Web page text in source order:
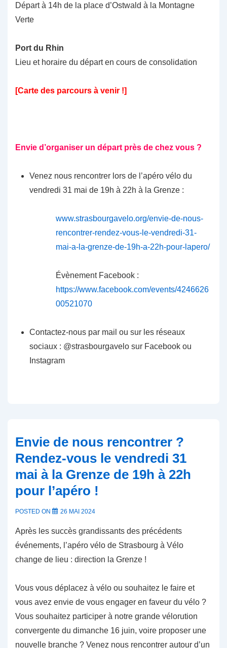
Départ à 14h de la place d’Ostwald à la Montagne
Verte
Port du Rhin
Lieu et horaire du départ en cours de consolidation
[Carte des parcours à venir !]
Envie d’organiser un départ près de chez vous ?
Venez nous rencontrer lors de l’apéro vélo du
vendredi 31 mai de 19h à 22h à la Grenze :
www.strasbourgavelo.org/envie-de-nous-
rencontrer-rendez-vous-le-vendredi-31-
mai-a-la-grenze-de-19h-a-22h-pour-lapero/
Évènement Facebook :
https://www.facebook.com/events/4246626
00521070
Contactez-nous par mail ou sur les réseaux
sociaux : @strasbourgavelo sur Facebook ou
Instagram
Envie de nous rencontrer ?
Rendez-vous le vendredi 31
mai à la Grenze de 19h à 22h
pour l’apéro !
POSTED ON 26 MAI 2024
Après les succès grandissants des précédents
événements, l’apéro vélo de Strasbourg à Vélo
change de lieu : direction la Grenze !
Vous vous déplacez à vélo ou souhaitez le faire et
vous avez envie de vous engager en faveur du vélo ?
Vous souhaitez participer à notre grande vélorution
convergente du dimanche 16 juin, voire proposer une
nouvelle branche ? Venez nous rencontrer autour d’un